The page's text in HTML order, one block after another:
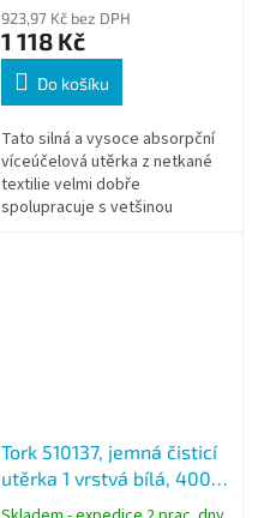
923,97 Kč bez DPH
1 118 Kč
Do košíku
Tato silná a vysoce absorpční
víceúčelová utěrka z netkané
textilie velmi dobře
spolupracuje s vetšinou
Tork 510137, jemná čisticí
utěrka 1 vrstvá bílá, 400
útržků, W1 W2 W3, návin